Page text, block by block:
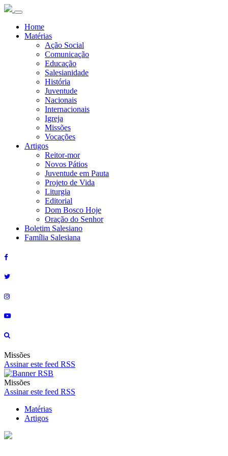
Home
Matérias
Ação Social
Comunicação
Educação
Salesianidade
História
Juventude
Nacionais
Internacionais
Igreja
Missões
Vocações
Artigos
Reitor-mor
Novos Pátios
Juventude em Pauta
Projeto de Vida
Liturgia
Editorial
Dom Bosco Hoje
Oração do Senhor
Boletim Salesiano
Família Salesiana
Missões
Assinar este feed RSS
Missões
Assinar este feed RSS
Matérias
Artigos